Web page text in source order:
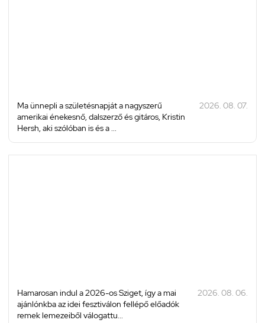
Ma ünnepli a születésnapját a nagyszerű
amerikai énekesnő, dalszerző és gitáros, Kristin
Hersh, aki szólóban is és a ...
2026. 08. 07.
Hamarosan indul a 2026-os Sziget, így a mai
ajánlónkba az idei fesztiválon fellépő előadók
remek lemezeiből válogattu...
2026. 08. 06.